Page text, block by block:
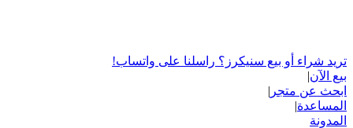
تريد شراء أو بيع سنيكرز؟ راسلنا على واتساب!
بيع الآن|
ابحث عن متجر |
المساعدة|
المدونة